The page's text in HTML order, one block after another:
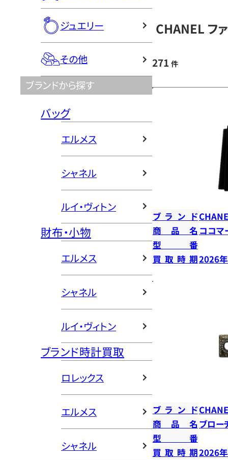
ジュエリー
その他
ブランドから探す
バッグ
エルメス
シャネル
ルイ・ヴィトン
財布・小物
エルメス
シャネル
ルイ・ヴィトン
ブランド時計買取
ロレックス
エルメス
シャネル
CHANEL フ
271 件
ブランド
商品名 ココマ
型番
買取時期2026
ブランド
商品名 ブロー
型番
買取時期2026